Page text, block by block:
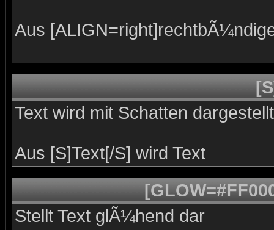
Aus
Text wird mit Schatten dargestellt
Aus [S]Text[/S] wird Text
Stellt Text glÃ¼hend dar